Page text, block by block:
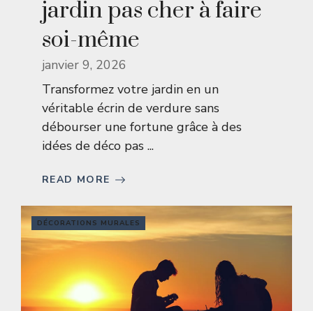
jardin pas cher à faire
soi-même
janvier 9, 2026
Transformez votre jardin en un
véritable écrin de verdure sans
débourser une fortune grâce à des
idées de déco pas ...
READ MORE
DÉCORATIONS MURALES